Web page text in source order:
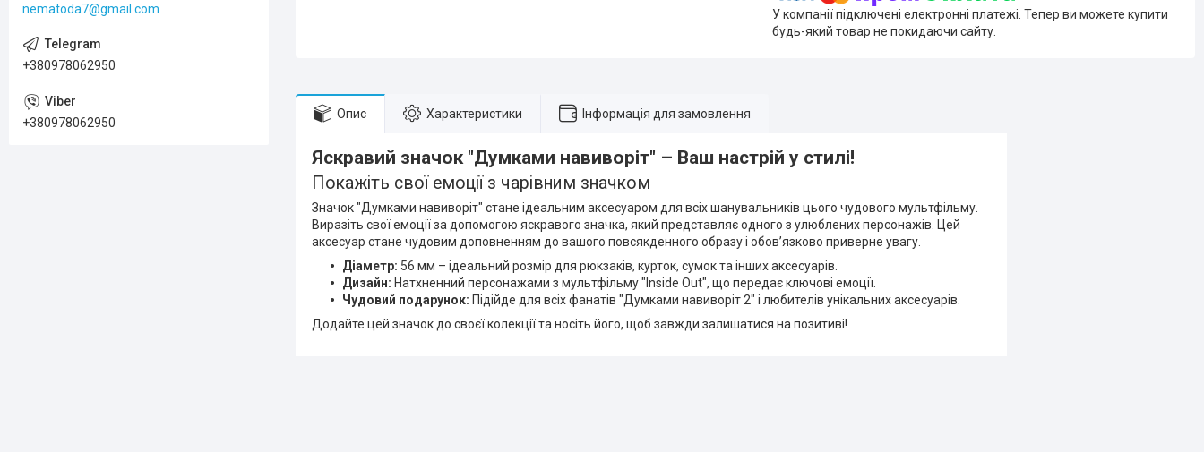
У компанії підключені електронні платежі. Тепер ви можете купити
будь-який товар не покидаючи сайту.
Опис Характеристики Інформація для замовлення
Яскравий значок "Думками навиворіт" – Ваш настрій у стилі!
Покажіть свої емоції з чарівним значком
Значок "Думками навиворіт" стане ідеальним аксесуаром для всіх шанувальників цього чудового мультфільму.
Виразіть свої емоції за допомогою яскравого значка, який представляє одного з улюблених персонажів. Цей
аксесуар стане чудовим доповненням до вашого повсякденного образу і обов’язково приверне увагу.
Діаметр: 56 мм – ідеальний розмір для рюкзаків, курток, сумок та інших аксесуарів.
Дизайн: Натхненний персонажами з мультфільму "Inside Out", що передає ключові емоції.
Чудовий подарунок: Підійде для всіх фанатів "Думками навиворіт 2" і любителів унікальних аксесуарів.
Додайте цей значок до своєї колекції та носіть його, щоб завжди залишатися на позитиві!
nematoda7@gmail.com
+380978062950
+380978062950